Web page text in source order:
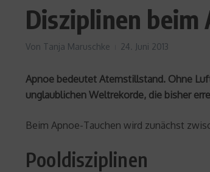
Disziplinen beim
Von Tanja Maruschke 24. Juni 2013
Apnoe bedeutet Atemstillstand. Ohne
unglaublichen Weltrekorde, die bisher
Beim Apnoe-Tauchen wird zunächst
Pooldisziplinen